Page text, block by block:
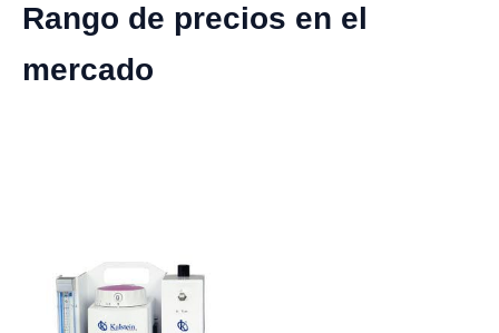
Rango de precios en el
mercado